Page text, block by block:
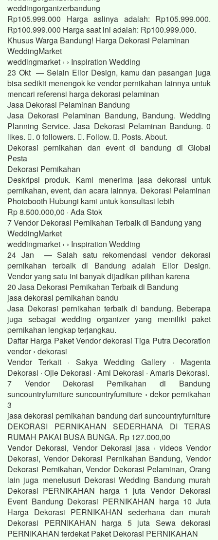
weddingorganizerbandung
Rp105.999.000 Harga aslinya adalah: Rp105.999.000.
Rp100.999.000 Harga saat ini adalah: Rp100.999.000.
Khusus Warga Bandung! Harga Dekorasi Pelaminan
WeddingMarket
weddingmarket › › Inspiration Wedding
23 Okt — Selain Elior Design, kamu dan pasangan juga
bisa sedikit menengok ke vendor pernikahan lainnya untuk
mencari referensi harga dekorasi pelaminan
Jasa Dekorasi Pelaminan Bandung
Jasa Dekorasi Pelaminan Bandung, Bandung. Wedding
Planning Service. Jasa Dekorasi Pelaminan Bandung. 0
likes. 󱞋. 0 followers. 󱙶. Follow. 󰟝. Posts. About.
Dekorasi pernikahan dan event di bandung di Global
Pesta
Dekorasi Pernikahan
Deskripsi produk. Kami menerima jasa dekorasi untuk
pernikahan, event, dan acara lainnya. Dekorasi Pelaminan
Photobooth Hubungi kami untuk konsultasi lebih
Rp 8.500.000,00 · ‎Ada Stok
7 Vendor Dekorasi Pernikahan Terbaik di Bandung yang
WeddingMarket
weddingmarket › › Inspiration Wedding
24 Jan — Salah satu rekomendasi vendor dekorasi
pernikahan terbaik di Bandung adalah Elior Design.
Vendor yang satu ini banyak dijadikan pilihan karena
20 Jasa Dekorasi Pernikahan Terbaik di Bandung
jasa dekorasi pernikahan bandu
Jasa Dekorasi pernikahan terbaik di bandung. Beberapa
juga sebagai wedding organizer yang memiliki paket
pernikahan lengkap terjangkau.
Daftar Harga Paket Vendor dekorasi Tiga Putra Decoration
vendor › dekorasi
Vendor Terkait · Sakya Wedding Gallery · Magenta
Dekorasi · Ojie Dekorasi · Ami Dekorasi · Amaris Dekorasi.
7 Vendor Dekorasi Pernikahan di Bandung
suncountryfurniture suncountryfurniture › dekor pernikahan
3
jasa dekorasi pernikahan bandung dari suncountryfurniture
DEKORASI PERNIKAHAN SEDERHANA DI TERAS
RUMAH PAKAI BUSA BUNGA. Rp 127.000,00
Vendor Dekorasi, Vendor Dekorasi jasa › videos Vendor
Dekorasi, Vendor Dekorasi Pernikahan Bandung, Vendor
Dekorasi Pernikahan, Vendor Dekorasi Pelaminan, Orang
lain juga menelusuri Dekorasi Wedding Bandung murah
Dekorasi PERNIKAHAN harga 1 juta Vendor Dekorasi
Event Bandung Dekorasi PERNIKAHAN harga 10 Juta
Harga Dekorasi PERNIKAHAN sederhana dan murah
Dekorasi PERNIKAHAN harga 5 juta Sewa dekorasi
PERNIKAHAN terdekat Paket Dekorasi PERNIKAHAN